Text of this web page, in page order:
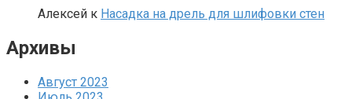
Алексей к Насадка на дрель для шлифовки стен
Архивы
Август 2023